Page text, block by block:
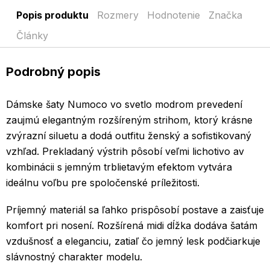
Popis produktu Rozmery Hodnotenie
Značka
Články
Podrobný popis
Dámske šaty Numoco vo svetlo modrom prevedení
zaujmú elegantným rozšíreným strihom, ktorý krásne
zvýrazní siluetu a dodá outfitu ženský a sofistikovaný
vzhľad. Prekladaný výstrih pôsobí veľmi lichotivo av
kombinácii s jemným trblietavým efektom vytvára
ideálnu voľbu pre spoločenské príležitosti.
Príjemný materiál sa ľahko prispôsobí postave a zaisťuje
komfort pri nosení. Rozšírená midi dĺžka dodáva šatám
vzdušnosť a eleganciu, zatiaľ čo jemný lesk podčiarkuje
slávnostný charakter modelu.